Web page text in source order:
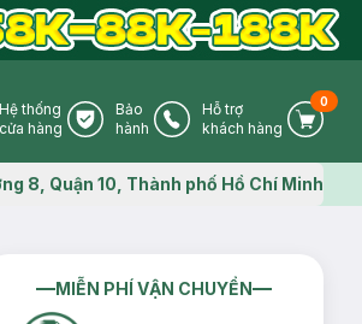
Store Icon
Hệ thống
cửa hàng
Warranty Icon
Bảo
hành
Phone Icon
Hỗ trợ
khách hàng
Cart
0
Map icon
8, Quận 10, Thành phố Hồ Chí Minh
MIỄN PHÍ VẬN CHUYỂN